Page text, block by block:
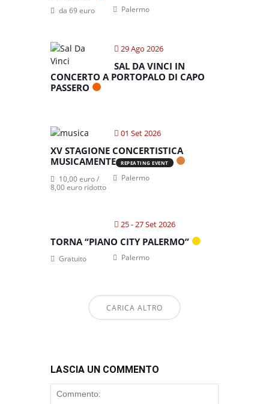
Palermo
da 69 euro
29 Ago 2026
SAL DA VINCI IN
CONCERTO A PORTOPALO DI CAPO
PASSERO
01 Set 2026
XV STAGIONE CONCERTISTICA
MUSICAMENTE
REPEATING EVENT
Palermo
10,00 euro /
8,00 euro ridotto
25 - 27 Set 2026
TORNA “PIANO CITY PALERMO”
Palermo
Gratuito
CARICA ALTRO
LASCIA UN COMMENTO